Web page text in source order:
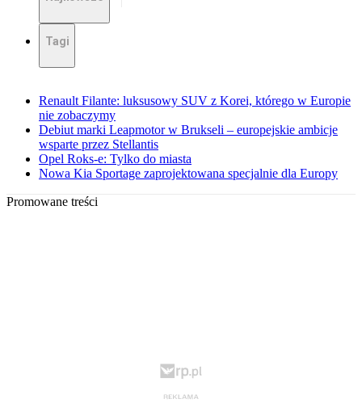
Tagi
Renault Filante: luksusowy SUV z Korei, którego w Europie
nie zobaczymy
Debiut marki Leapmotor w Brukseli – europejskie ambicje
wsparte przez Stellantis
Opel Roks-e: Tylko do miasta
Nowa Kia Sportage zaprojektowana specjalnie dla Europy
Promowane treści